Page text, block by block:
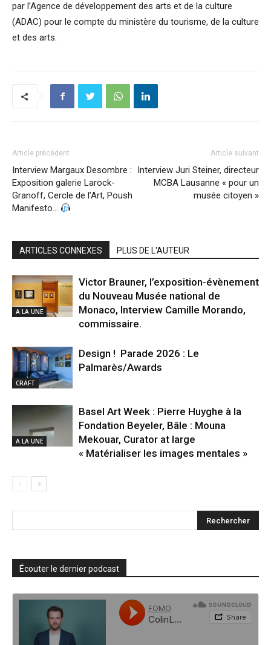
par l’Agence de développement des arts et de la culture
(ADAC) pour le compte du ministère du tourisme, de la culture
et des arts.
Article précédent
Interview Margaux Desombre :
Exposition galerie Larock-
Granoff, Cercle de l’Art, Poush
Manifesto…
Article suivant
Interview Juri Steiner, directeur
MCBA Lausanne « pour un
musée citoyen »
ARTICLES CONNEXES PLUS DE L'AUTEUR
A LA UNE
Victor Brauner, l’exposition-évènement
du Nouveau Musée national de
Monaco, Interview Camille Morando,
commissaire.
CRAFT
Design ! Parade 2026 : Le
Palmarès/Awards
A LA UNE
Basel Art Week : Pierre Huyghe à la
Fondation Beyeler, Bâle : Mouna
Mekouar, Curator at large
« Matérialiser les images mentales »
Écouter le dernier podcast